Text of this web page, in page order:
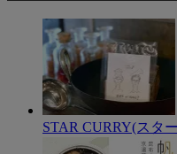
STAR CURRY(スタ